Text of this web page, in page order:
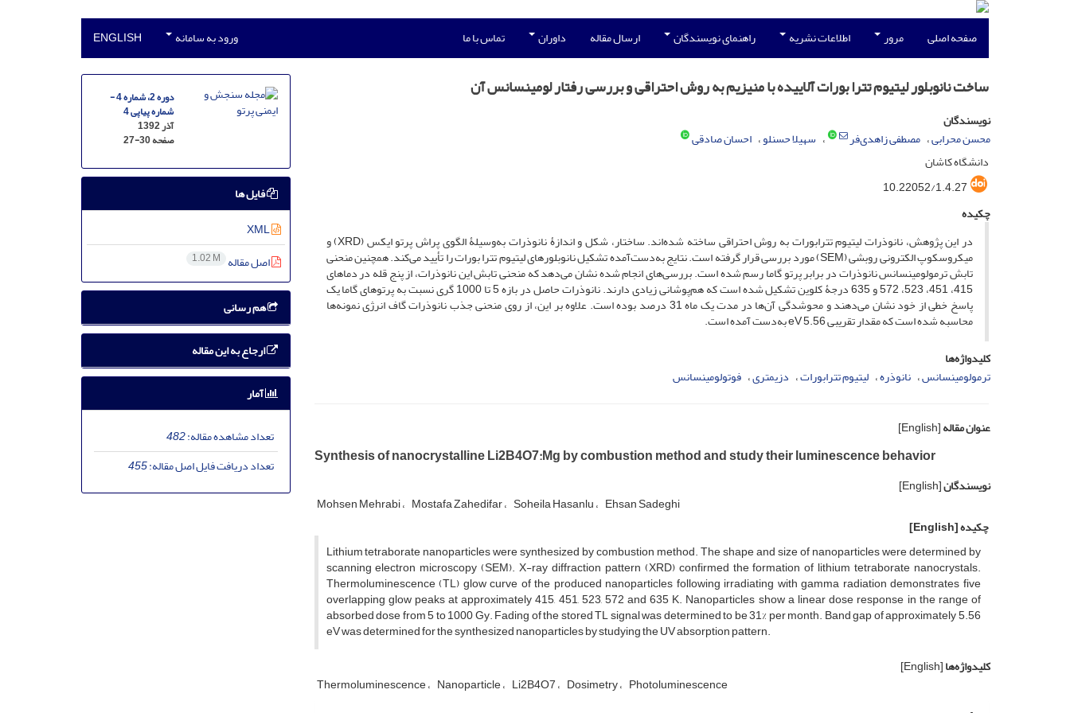
صفحه اصلی مرور اطلاعات نشریه راهنمای نویسندگان ارسال مقاله داوران تماس با ما ورود به سامانه ENGLISH
ساخت نانوبلور لیتیوم تترا بورات آلاییده با منیزیم به روش احتراقی و‌ بررسی رفتار لومینسانس آن
نویسندگان
محسن محرابی مصطفی زاهدی‌فر سهیلا حسنلو احسان صادقی
دانشگاه کاشان
10.22052/1.4.27
چکیده
در این پژوهش، نانوذرات لیتیوم تترابورات به روش احتراقی ساخته شده‌اند. ساختار، شکل و اندازۀ نانوذرات به‌وسیلۀ الگوی پراش پرتو ایکس (XRD) و
میکروسکوپ الکترونی روبشی (SEM) مورد بررسی قرار گرفته است. نتایج به‌دست‌آمده تشکیل نانوبلورهای لیتیوم تترا بورات را تأیید می‌کند. همچنین منحنی
تابش ترمولومینسانس نانوذرات در برابر پرتو گاما رسم شده است. بررسی‌های انجام شده نشان می‌دهد که منحنی تابش این نانوذرات، از پنج قله در دما‌های
415، 451، 523، 572 و 635 درجۀ کلوین تشکیل شده است که هم‌پوشانی زیادی دارند. نانوذرات حاصل در بازه 5 تا 1000 گری نسبت به پرتوهای گاما یک
پاسخ خطی از خود نشان می‌دهند و محوشدگی آن‌ها در مدت یک ماه 31 درصد بوده است. علاوه بر این، از روی منحنی جذب نانوذرات گاف انرژی نمونه‌ها
محاسبه شده است که مقدار تقریبی 5.56 eV به‌دست آمده است.
کلیدواژه‌ها
ترمولومینسانس نانوذره لیتیوم تترابورات دزیمتری فوتولومینسانس
عنوان مقاله[English]
Synthesis of nanocrystalline Li2B4O7:Mg by combustion method and study their luminescence behavior
نویسندگان[English]
Mohsen Mehrabi Mostafa Zahedifar Soheila Hasanlu Ehsan Sadeghi
چکیده[English]
Lithium tetraborate nanoparticles were synthesized by combustion method. The shape and size of nanoparticles were determined by
scanning electron microscopy (SEM). X-ray diffraction pattern (XRD) confirmed the formation of lithium tetraborate nanocrystals.
Thermoluminescence (TL) glow curve of the produced nanoparticles following irradiating with gamma radiation demonstrates five
overlapping glow peaks at approximately 415, 451, 523, 572 and 635 K. Nanoparticles show a linear dose response in the range of
absorbed dose from 5 to 1000 Gy. Fading of the stored TL signal was determined to be 31% per month. Band gap of approximately 5.56
eV was determined for the synthesized nanoparticles by studying the UV absorption pattern.
کلیدواژه‌ها[English]
Thermoluminescence Nanoparticle Li2B4O7 Dosimetry Photoluminescence
دوره 2، شماره 4 -
شماره پیاپی 4
آذر 1392
صفحه27-30
فایل ها
XML
اصل مقاله 1.02 M
هم رسانی
ارجاع به این مقاله
آمار
تعداد مشاهده مقاله:482
تعداد دریافت فایل اصل مقاله:455